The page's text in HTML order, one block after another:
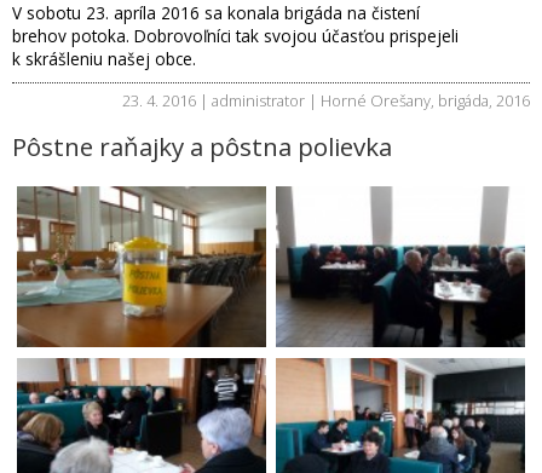
V sobotu 23. apríla 2016 sa konala brigáda na čistení
brehov potoka. Dobrovoľníci tak svojou účasťou prispejeli
k skrášleniu našej obce.
23. 4. 2016 | administrator | Horné Orešany, brigáda, 2016
Pôstne raňajky a pôstna polievka